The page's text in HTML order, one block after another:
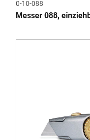
0-10-088
Messer 088,